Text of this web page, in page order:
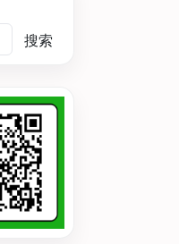
搜索